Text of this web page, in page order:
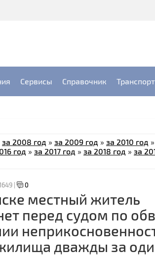
Сервисы Справочник Транспорт
за 2008 год » за 2009 год » за 2010 год »
год » за 2017 год » за 2018 год » за
| 0
местный житель
перед судом по
дважды за